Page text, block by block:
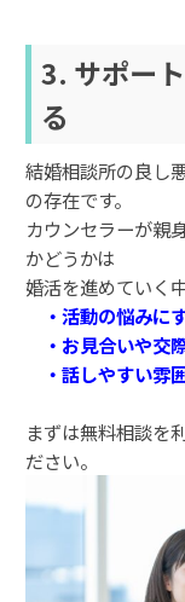
3. サポー
る
結婚相談所の良し
の存在です。
カウンセラーが親
かどうかは
婚活を進めていく
・活動の悩みに
・お見合いや交
・話しやすい雰
まずは無料相談を
ださい。